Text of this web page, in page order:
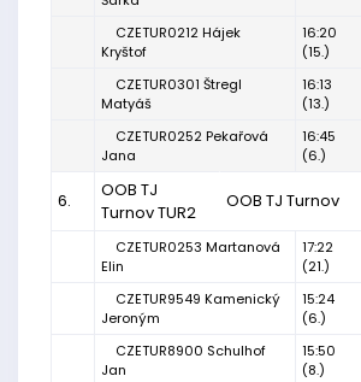
CZETUR0212 Hájek
Kryštof
16:20
(15.)
CZETUR0301 Štregl
Matyáš
16:13
(13.)
CZETUR0252 Pekařová
Jana
16:45
(6.)
6.
OOB TJ
Turnov TUR2
OOB TJ Turnov
CZETUR0253 Martanová
Elin
17:22
(21.)
CZETUR9549 Kamenický
Jeroným
15:24
(6.)
CZETUR8900 Schulhof
Jan
15:50
(8.)